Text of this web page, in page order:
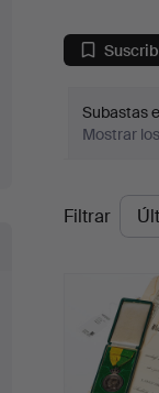
Subastas
Mostrar
Precios
de
Filtrar